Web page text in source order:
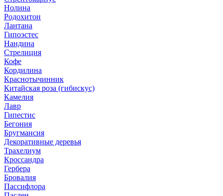
Нолина
Родохитон
Лантана
Гипоэстес
Нандина
Стрелиция
Кофе
Кордилина
Краснотычинник
Китайская роза (гибискус)
Камелия
Лавр
Гипестис
Бегония
Бругмансия
Декоративные деревья
Трахелиум
Кроссандра
Гербера
Бровалия
Пассифлора